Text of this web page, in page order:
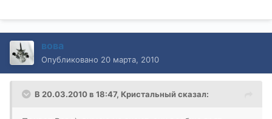
вова
Опубликовано 20 марта, 2010
В 20.03.2010 в 18:47, Кристальный сказал: